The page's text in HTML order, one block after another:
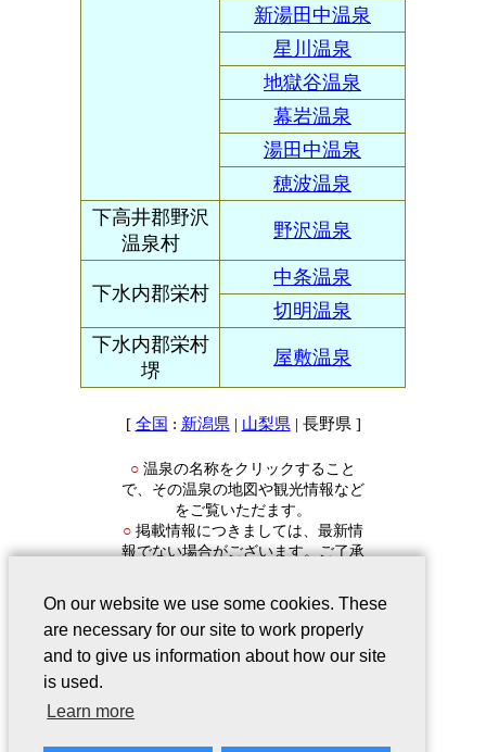
新湯田中温泉
星川温泉
地獄谷温泉
幕岩温泉
湯田中温泉
穂波温泉
下高井郡野沢
温泉村
野沢温泉
下水内郡栄村
中条温泉
切明温泉
下水内郡栄村
堺
屋敷温泉
[ 全国 : 新潟県 | 山梨県 | 長野県 ]
○ 温泉の名称をクリックすること
で、その温泉の地図や観光情報など
をご覧いただます。
○ 掲載情報につきましては、最新情
報でない場合がございます。ご了承
会社案内
On our website we use some cookies. These
are necessary for our site to work properly
and to give us information about how our site
is used.
Learn more